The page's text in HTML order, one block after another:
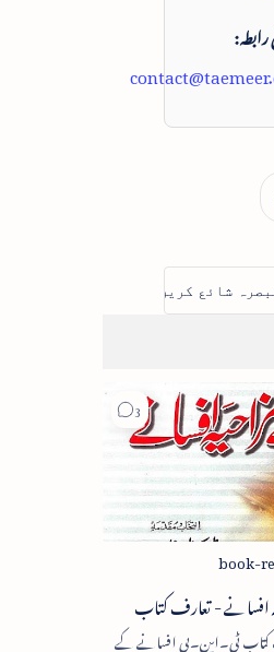
افسانے - تعارف کتاب
کتاب ٹی۔این۔بی افسانے کے